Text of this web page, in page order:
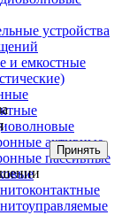
устройства
и емкостные
активные
пассивные
Принять